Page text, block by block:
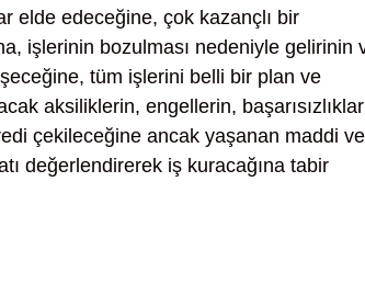
elde edeceğine, çok kazançlı bir
işlerinin bozulması nedeniyle gelirinin
tüm işlerini belli bir plan ve
aksiliklerin, engellerin,
çekileceğine ancak yaşanan maddi ve
değerlendirerek iş kuracağına tabir